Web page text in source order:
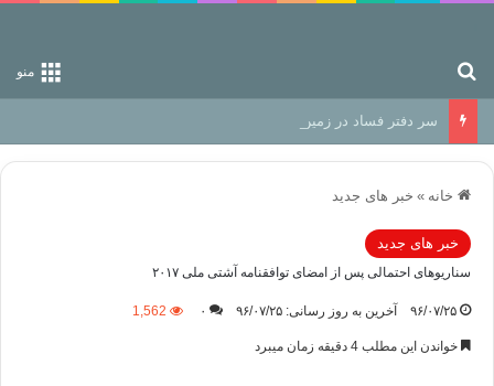
منو
سر دفتر فساد در زمین‌، دوری وکناره‌گیری از راه خداست‌!
خانه » خبر های جدید
خبر های جدید
سناریوهای احتمالی پس از امضای توافقنامه آشتی ملی ۲۰۱۷
۹۶/۰۷/۲۵ آخرین به روز رسانی: ۹۶/۰۷/۲۵ ۰ 1,562
خواندن این مطلب 4 دقیقه زمان میبرد